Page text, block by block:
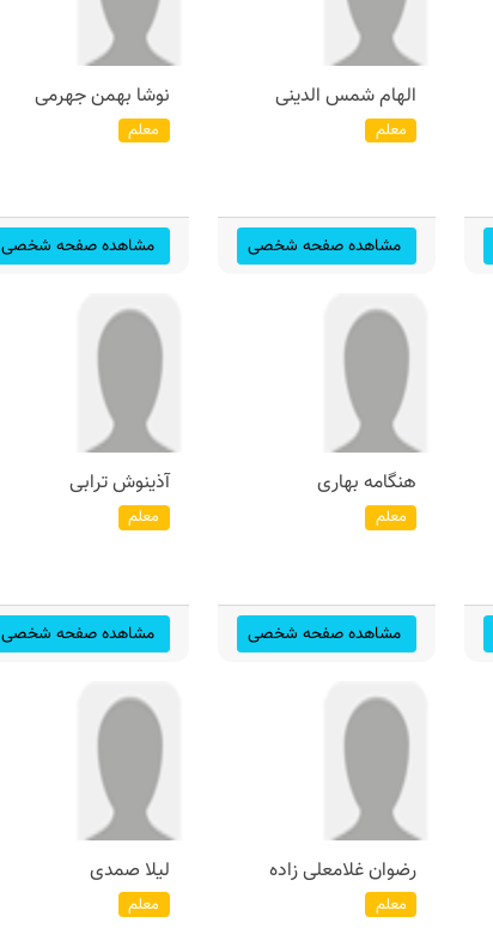
الهام شمس الدینی
معلم
مشاهده صفحه شخصی
نوشا بهمن جهرمی
معلم
مشاهده صفحه شخصی
هنگامه بهاری
معلم
مشاهده صفحه شخصی
آذینوش ترابی
معلم
مشاهده صفحه شخصی
رضوان غلامعلی زاده
معلم
لیلا صمدی
معلم